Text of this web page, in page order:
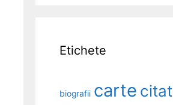
Etichete
biografii carte citat